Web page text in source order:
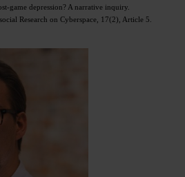
game depression? A narrative inquiry.
Research on Cyberspace, 17(2), Article 5.